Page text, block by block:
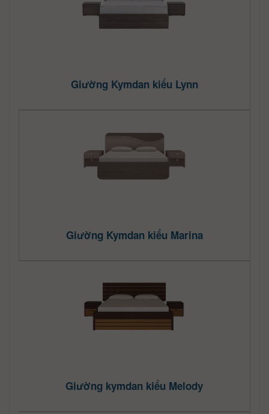
Giường Kymdan kiểu Lynn
Giường Kymdan kiểu Marina
Giường kymdan kiểu Melody